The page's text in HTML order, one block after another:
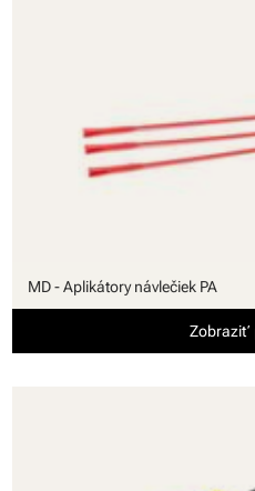
MD - Aplikátory návlečiek PA
Zobraziť